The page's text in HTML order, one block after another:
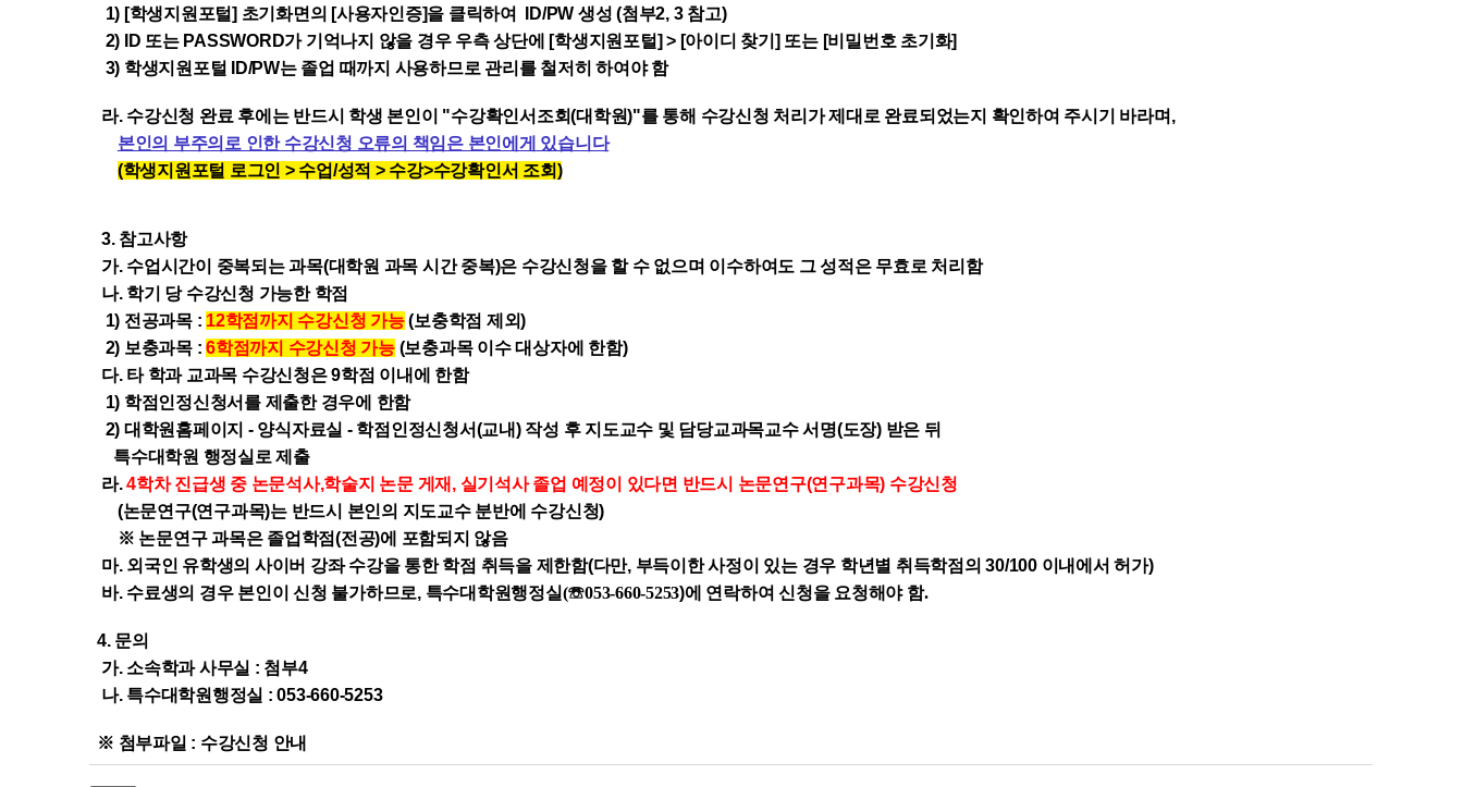
1) [학생지원포털] 초기화면의 [사용자인증]을 클릭하여 ID/PW 생성 (첨부2, 3 참고)
2) ID 또는 PASSWORD가 기억나지 않을 경우우측 상단에 [학생지원포털] > [아이디 찾기] 또는 [비밀번호 초기화]
3) 학생지원포털 ID/PW는 졸업 때까지 사용하므로 관리를 철저히 하여야 함
라. 수강신청 완료 후에는 반드시 학생 본인이 "수강확인서조회(대학원)"를 통해 수강신청 처리가 제대로 완료되었는지 확인하여 주시기 바라며,
본인의 부주의로 인한 수강신청 오류의 책임은 본인에게 있습니다
(학생지원포털 로그인 > 수업/성적 > 수강>수강확인서 조회)
3. 참고사항
가. 수업시간이 중복되는 과목(대학원 과목 시간 중복)은 수강신청을 할 수 없으며 이수하여도 그 성적은 무효로 처리함
나. 학기 당 수강신청 가능한 학점
1) 전공과목 : 12학점까지 수강신청 가능 (보충학점 제외)
2) 보충과목 : 6학점까지 수강신청 가능 (보충과목 이수 대상자에 한함)
다. 타 학과 교과목 수강신청은9학점 이내에 한함
1) 학점인정신청서를 제출한 경우에 한함
2) 대학원홈페이지 - 양식자료실 - 학점인정신청서(교내) 작성 후 지도교수 및 담당교과목교수 서명(도장) 받은 뒤
특수대학원 행정실 로 제출
라. 4학차 진급생 중논문석사,학술지 논문 게재, 실기석사 졸업 예정이 있다면 반드시 논문연구(연구과목) 수강신청
(논문연구(연구과목)는 반드시 본인의 지도교수 분반에 수강신청)
※ 논문연구 과목은 졸업학점(전공)에 포함되지 않음
마. 외국인 유학생의 사이버 강좌 수강을 통한 학점 취득을 제한함(다만, 부득이한 사정이 있는 경우 학년별 취득학점의 30/100 이내에서 허가)
바. 수료생의 경우 본인이 신청 불가하므로, 특수대학원행정실(☏053-660-5253)에 연락하여 신청을 요청해야 함.
4. 문의
가. 소속학과 사무실 : 첨부4
나. 특수대학원행정실 : 053-660-5253
※ 첨부파일 : 수강신청 안내